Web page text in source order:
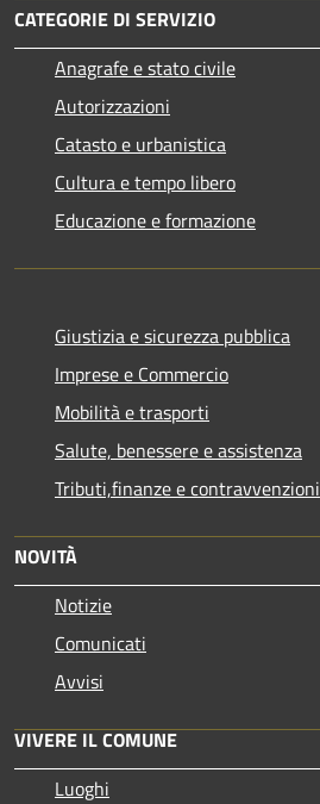
CATEGORIE DI SERVIZIO
Anagrafe e stato civile
Autorizzazioni
Catasto e urbanistica
Cultura e tempo libero
Educazione e formazione
Giustizia e sicurezza pubblica
Imprese e Commercio
Mobilità e trasporti
Salute, benessere e assistenza
Tributi,finanze e contravvenzioni
NOVITÀ
Notizie
Comunicati
Avvisi
VIVERE IL COMUNE
Luoghi